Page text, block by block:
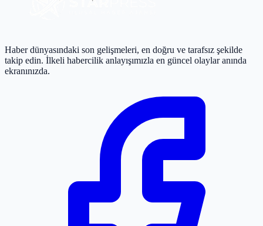
Haber dünyasındaki son gelişmeleri, en doğru ve tarafsız şekilde
takip edin. İlkeli habercilik anlayışımızla en güncel olaylar anında
ekranınızda.